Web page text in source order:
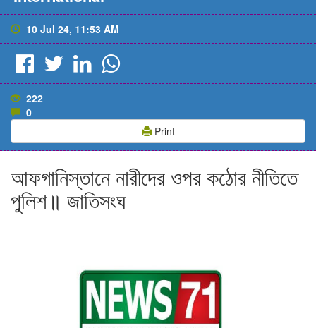
10 Jul 24, 11:53 AM
222
0
Print
আফগানিস্তানে নারীদের ওপর কঠোর নীতিতে
পুলিশ॥ জাতিসংঘ